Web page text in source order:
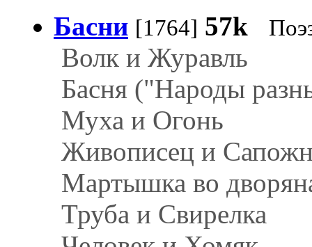
Басни [1764] 57k
Волк и Журавль
Басня ("Народы
Муха и Огонь
Живописец и
Мартышка во
Труба и Свирелка